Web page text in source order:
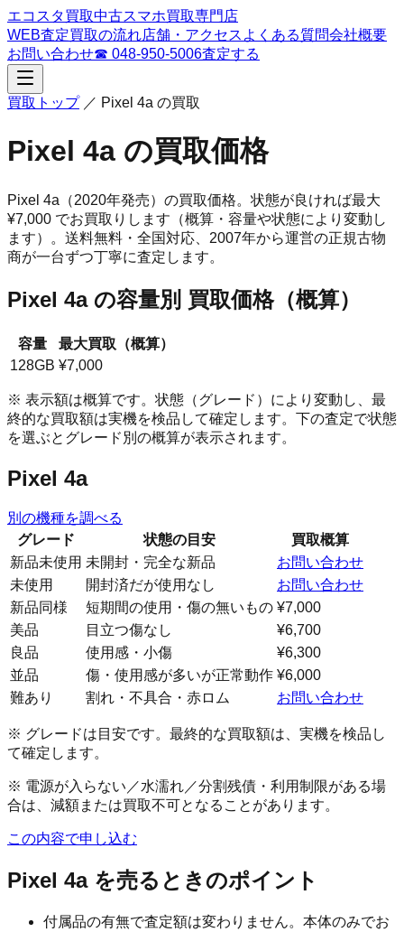
エコスタ買取中古スマホ買取専門店
WEB査定買取の流れ店舗・アクセス よくある質問会社概要
お問い合わせ☎ 048-950-5006査定する
買取トップ／ Pixel 4a の買取
Pixel 4a の買取価格
Pixel 4a （2020年発売） の買取価格。 状態が良ければ最大
¥7,000 でお買取りします（概算・容量や状態により変動し
ます）。 送料無料・全国対応、 2007年から運営の正規古物
商が一台ずつ丁寧に査定します。
Pixel 4aの容量別 買取価格（概算）
容量
最大買取（概算）
128GB ¥7,000
※ 表示額は概算です。状態（グレード）により変動し、最
終的な買取額は実機を検品して確定します。下の査定で状態
を選ぶとグレード別の概算が表示されます。
Pixel 4a
別の機種を調べる
グレード
状態の目安
買取概算
新品未使用 未開封・完全な新品
お問い合わせ
未使用
開封済だが使用なし
お問い合わせ
新品同様
短期間の使用・傷の無いもの ¥7,000
美品
目立つ傷なし
¥6,700
良品
使用感・小傷
¥6,300
並品
傷・使用感が多いが正常動作 ¥6,000
難あり
割れ・不具合・赤ロム お問い合わせ
※ グレードは目安です。最終的な買取額は、実機を検品し
て確定します。
※ 電源が入らない／水濡れ／分割残債・利用制限がある場
合は、減額または買取不可となることがあります。
この内容で申し込む
Pixel 4aを売るときのポイント
付属品の有無で査定額は変わりません。本体のみでお